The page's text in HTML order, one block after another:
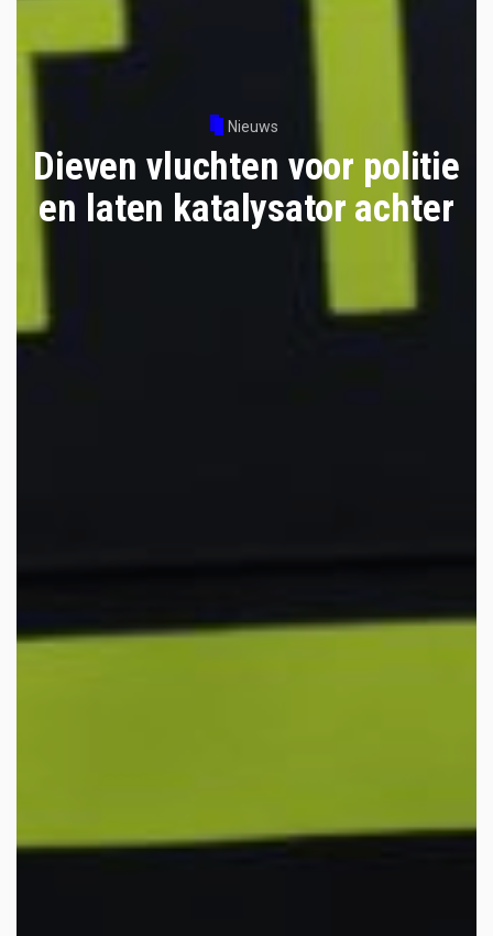
Nieuws
Dieven vluchten voor politie
en laten katalysator achter